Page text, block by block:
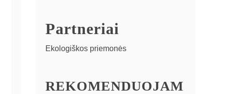
Partneriai
Ekologiškos priemonės
REKOMENDUOJAM